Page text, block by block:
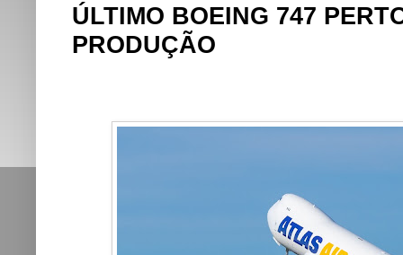
ÚLTIMO BOEING 747
PRODUÇÃO